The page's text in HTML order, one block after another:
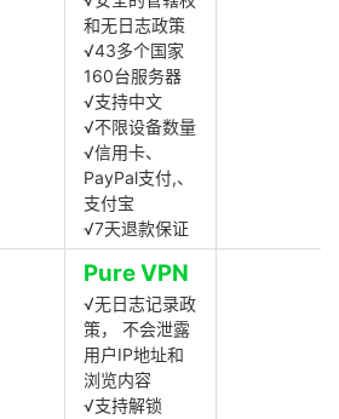
和无日志政策
√43多个国家
160台服务器
√支持中文
√不限设备数量
√信用卡、
PayPal支付,、
支付宝
√7天退款保证
Pure VPN
√无日志记录政
策， 不会泄露
用户IP地址和
浏览内容
√支持解锁